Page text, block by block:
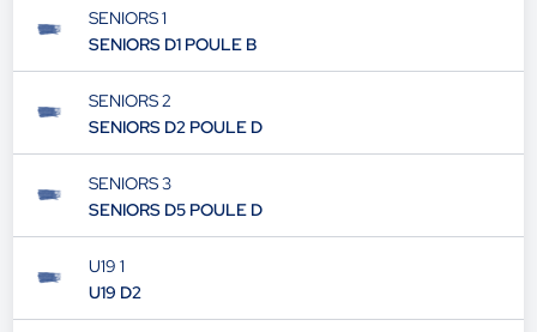
SENIORS 1
SENIORS D1 POULE B
SENIORS 2
SENIORS D2 POULE D
SENIORS 3
SENIORS D5 POULE D
U19 1
U19 D2